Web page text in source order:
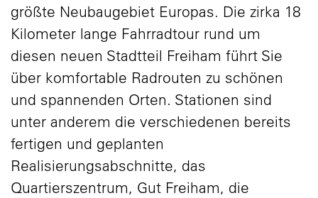
größte Neubaugebiet Europas. Die zirka 18
Kilometer lange Fahrradtour rund um
diesen neuen Stadtteil Freiham führt Sie
über komfortable Radrouten zu schönen
und spannenden Orten. Stationen sind
unter anderem die verschiedenen bereits
fertigen und geplanten
Realisierungsabschnitte, das
Quartierszentrum, Gut Freiham, die